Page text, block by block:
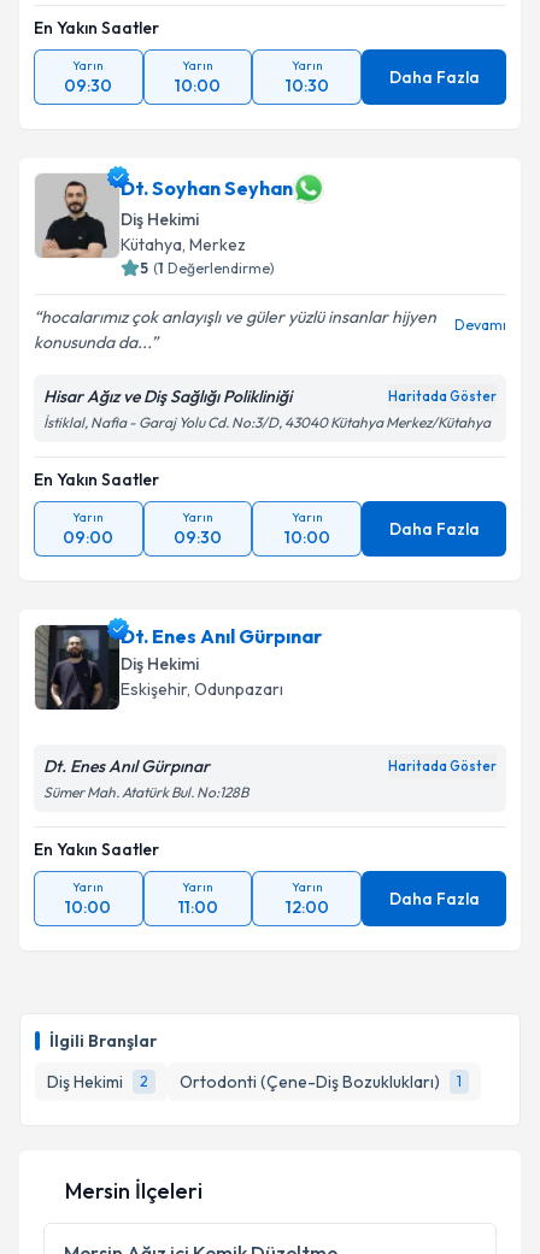
İlgili Branşlar
Diş Hekimi
2 Ortodonti (Çene-Diş Bozuklukları) 1
En Yakın Saatler
Yarın
09:30
Yarın
10:00
Yarın
10:30 Daha Fazla
Dt. Soyhan Seyhan
Diş Hekimi
Kütahya, Merkez
5 (1 Değerlendirme)
hocalarımız çok anlayışlı ve güler yüzlü insanlar hijyen
konusunda da...
Devamı
Hisar Ağız ve Diş Sağlığı Polikliniği Haritada Göster
İstiklal, Nafia - Garaj Yolu Cd. No:3/D, 43040 Kütahya Merkez/Kütahya
En Yakın Saatler
Yarın
09:00
Yarın
09:30
Yarın
10:00 Daha Fazla
Dt. Enes Anıl Gürpınar
Diş Hekimi
Eskişehir, Odunpazarı
Dt. Enes Anıl Gürpınar Haritada Göster
Sümer Mah. Atatürk Bul. No:128B
En Yakın Saatler
Yarın
10:00
Yarın
11:00
Yarın
12:00 Daha Fazla
Mersin İlçeleri